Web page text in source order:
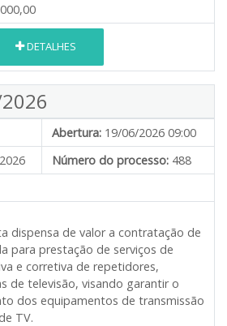
DETALHES
Abertura: 19/06/2026 09:00
Número do processo: 488
dispensa de valor a contratação de
para prestação de serviços de
e corretiva de repetidores,
de televisão, visando garantir o
dos equipamentos de transmissão
TV.